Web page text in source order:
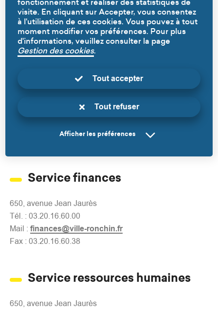
fonctionnement et réaliser des statistiques de
visite. En cliquant sur Accepter, vous consentez
à l'utilisation de ces cookies. Vous pouvez à tout
moment modifier vos préférences. Pour plus
d'informations, veuillez consulter la page
Gestion des cookies.
Afficher les préférences
Tout accepter
Tout refuser
12h30 et de 13h30 à 17h30
Tél. : 03.20.53.46.15
Mail :jeunesse@ville-ronchin.fr
Mail pour la facturation : alsh-cantine@ville-ronchin.fr
Service Agenda 21
650, avenue Jean Jaurès
Tél. : 03.20.16.60.08
Service finances
650, avenue Jean Jaurès
Tél. : 03.20.16.60.00
Mail : finances@ville-ronchin.fr
Fax : 03.20.16.60.38
Service ressources humaines
650, avenue Jean Jaurès